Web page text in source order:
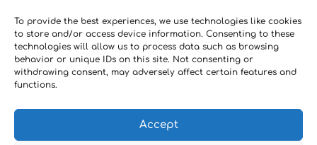
To provide the best experiences, we use technologies like cookies
to store and/or access device information. Consenting to these
technologies will allow us to process data such as browsing
behavior or unique IDs on this site. Not consenting or
withdrawing consent, may adversely affect certain features and
functions.
Accept
Föstudaga frá kl. 08:00-17:00
Laugardagar frá kl. 11:00-15:00